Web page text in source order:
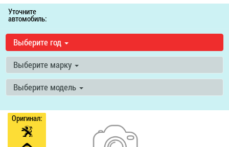
Уточните
автомобиль:
Выберите год
Выберите марку
Выберите модель
Оригинал: